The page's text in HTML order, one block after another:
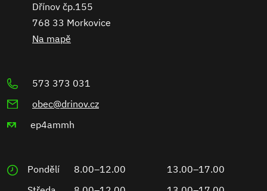
Dřínov čp.155
768 33 Morkovice
Na mapě
573 373 031
obec@drinov.cz
ep4ammh
Pondělí 8.00–12.00
13.00–17.00